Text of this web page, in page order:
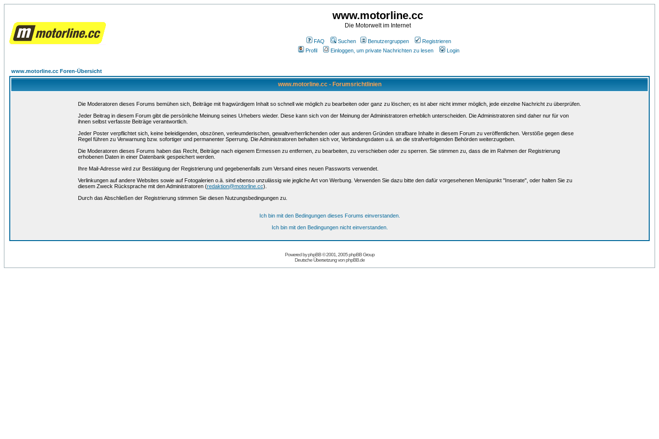
www.motorline.cc
Die Motorwelt im Internet
FAQ Suchen Benutzergruppen
Registrieren
Profil
Einloggen, um private Nachrichten zu lesen Login
www.motorline.cc Foren-Übersicht
www.motorline.cc - Forumsrichtlinien
Die Moderatoren dieses Forums bemühen sich, Beiträge mit fragwürdigem Inhalt so schnell wie möglich zu bearbeiten oder ganz zu löschen; es ist aber nicht immer möglich, jede einzelne Nachricht zu überprüfen.
Jeder Beitrag in diesem Forum gibt die persönliche Meinung seines Urhebers wieder. Diese kann sich von der Meinung der Administratoren erheblich unterscheiden. Die Administratoren sind daher nur für von
ihnen selbst verfasste Beiträge verantwortlich.
Jeder Poster verpflichtet sich, keine beleidigenden, obszönen, verleumderischen, gewaltverherrlichenden oder aus anderen Gründen strafbare Inhalte in diesem Forum zu veröffentlichen. Verstöße gegen diese
Regel führen zu Verwarnung bzw. sofortiger und permanenter Sperrung. Die Administratoren behalten sich vor, Verbindungsdaten u.ä. an die strafverfolgenden Behörden weiterzugeben.
Die Moderatoren dieses Forums haben das Recht, Beiträge nach eigenem Ermessen zu entfernen, zu bearbeiten, zu verschieben oder zu sperren. Sie stimmen zu, dass die im Rahmen der Registrierung
erhobenen Daten in einer Datenbank gespeichert werden.
Ihre Mail-Adresse wird zur Bestätigung der Registrierung und gegebenenfalls zum Versand eines neuen Passworts verwendet.
Verlinkungen auf andere Websites sowie auf Fotogalerien o.ä. sind ebenso unzulässig wie jegliche Art von Werbung. Verwenden Sie dazu bitte den dafür vorgesehenen Menüpunkt "Inserate", oder halten Sie zu
diesem Zweck Rücksprache mit den Administratoren (redaktion@motorline.cc).
Durch das Abschließen der Registrierung stimmen Sie diesen Nutzungsbedingungen zu.
Ich bin mit den Bedingungen dieses Forums einverstanden.
Ich bin mit den Bedingungen nicht einverstanden.
Powered byphpBB© 2001, 2005 phpBB Group
Deutsche Übersetzung vonphpBB.de